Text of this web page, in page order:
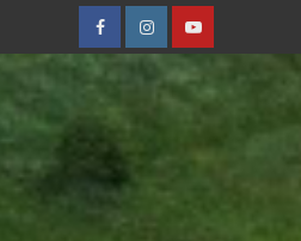
FacebobokInstagramYoutube